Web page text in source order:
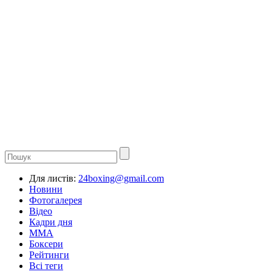
Для листів: 24boxing@gmail.com
Новини
Фотогалерея
Відео
Кадри дня
ММА
Боксери
Рейтинги
Всі теги